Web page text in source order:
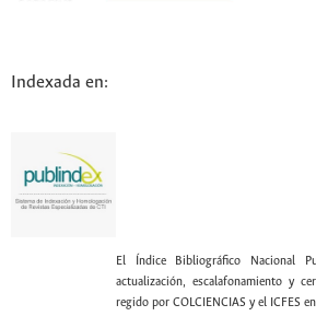
Indexada en:
El Índice Bibliográfico Nacional
actualización, escalafonamiento y
regido por COLCIENCIAS y el ICFES